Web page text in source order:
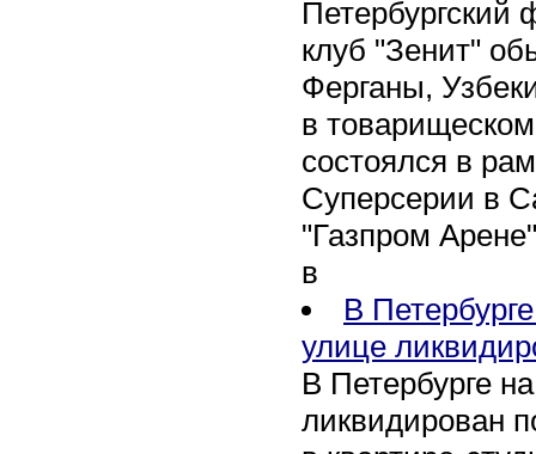
Петербургский
клуб "Зенит"
Ферганы,
в
состоялся в
Суперсерии в
"Газпром
в
В
улице
В Петербурге
ликвидирован